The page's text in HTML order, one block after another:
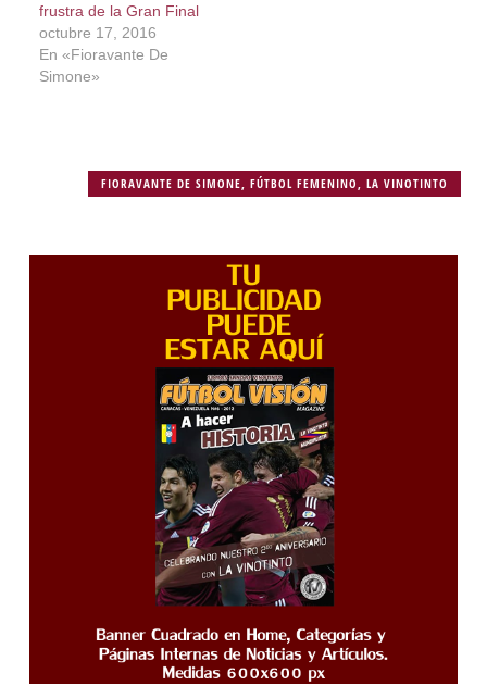
frustra de la Gran Final
octubre 17, 2016
En «Fioravante De
Simone»
FIORAVANTE DE SIMONE ,FÚTBOL FEMENINO ,LA VINOTINTO